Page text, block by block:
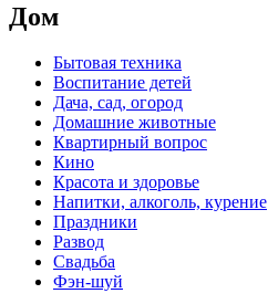
Дом
Бытовая техника
Воспитание детей
Дача, сад, огород
Домашние животные
Квартирный вопрос
Кино
Красота и здоровье
Напитки, алкоголь, курение
Праздники
Развод
Свадьба
Фэн-шуй